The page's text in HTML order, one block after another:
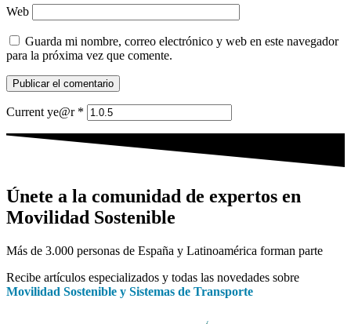
Web
Guarda mi nombre, correo electrónico y web en este navegador
para la próxima vez que comente.
Current ye@r *
Únete a la comunidad de expertos en
Movilidad Sostenible
Más de 3.000 personas de España y Latinoamérica forman parte
Recibe artículos especializados y todas las novedades sobre
Movilidad Sostenible y Sistemas de Transporte